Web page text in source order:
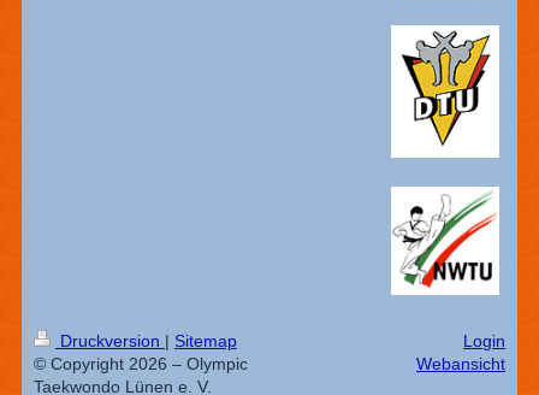
Druckversion | Sitemap
© Copyright 2026 – Olympic
Taekwondo Lünen e. V.
Login
Webansicht